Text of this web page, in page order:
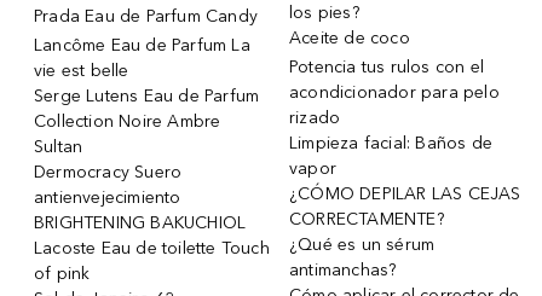
Prada Eau de Parfum Candy
Lancôme Eau de Parfum La
vie est belle
Serge Lutens Eau de Parfum
Collection Noire Ambre
Sultan
Dermocracy Suero
antienvejecimiento
BRIGHTENING BAKUCHIOL
Lacoste Eau de toilette Touch
of pink
los pies?
Aceite de coco
Potencia tus rulos con el
acondicionador para pelo
rizado
Limpieza facial: Baños de
vapor
¿CÓMO DEPILAR LAS CEJAS
CORRECTAMENTE?
¿Qué es un sérum
antimanchas?